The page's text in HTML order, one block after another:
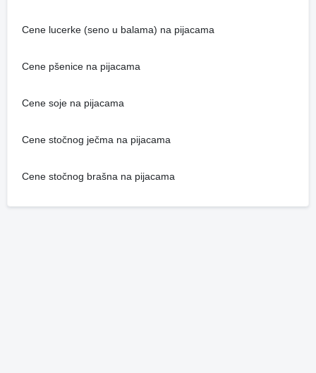
Cene lucerke (seno u balama) na pijacama
Cene pšenice na pijacama
Cene soje na pijacama
Cene stočnog ječma na pijacama
Cene stočnog brašna na pijacama